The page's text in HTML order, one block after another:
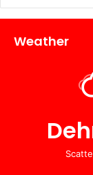
Weather